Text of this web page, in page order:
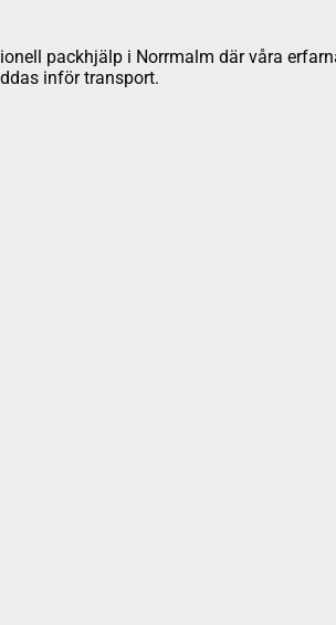
packhjälp i Norrmalm där våra
inför transport.